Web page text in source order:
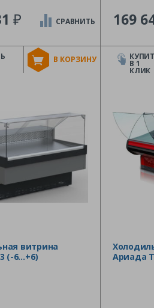
₽
В КОРЗИНУ
СРАВНИТЬ 169
В 1
КЛИК
витрина
(-6…+6)
Ариада